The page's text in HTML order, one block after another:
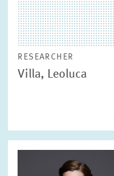
RESEARCHER
Villa, Leoluca